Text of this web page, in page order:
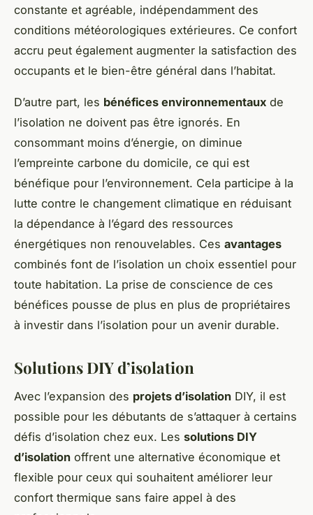
constante et agréable, indépendamment des
conditions météorologiques extérieures. Ce confort
accru peut également augmenter la satisfaction des
occupants et le bien-être général dans l’habitat.
D’autre part, les bénéfices environnementaux de
l’isolation ne doivent pas être ignorés. En
consommant moins d’énergie, on diminue
l’empreinte carbone du domicile, ce qui est
bénéfique pour l’environnement. Cela participe à la
lutte contre le changement climatique en réduisant
la dépendance à l’égard des ressources
énergétiques non renouvelables. Ces avantages
combinés font de l’isolation un choix essentiel pour
toute habitation. La prise de conscience de ces
bénéfices pousse de plus en plus de propriétaires
à investir dans l’isolation pour un avenir durable.
Solutions DIY d’isolation
Avec l’expansion des projets d’isolation DIY, il est
possible pour les débutants de s’attaquer à certains
défis d’isolation chez eux. Les solutions DIY
d’isolation offrent une alternative économique et
flexible pour ceux qui souhaitent améliorer leur
confort thermique sans faire appel à des